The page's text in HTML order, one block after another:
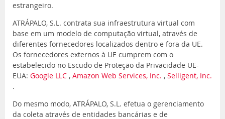
estrangeiro.
ATRÁPALO, S.L. contrata sua infraestrutura virtual com
base em um modelo de computação virtual, através de
diferentes fornecedores localizados dentro e fora da UE.
Os fornecedores externos à UE cumprem com o
estabelecido no Escudo de Proteção da Privacidade UE-
EUA: Google LLC , Amazon Web Services, Inc. , Selligent, Inc.
.
Do mesmo modo, ATRÁPALO, S.L. efetua o gerenciamento
da coleta através de entidades bancárias e de